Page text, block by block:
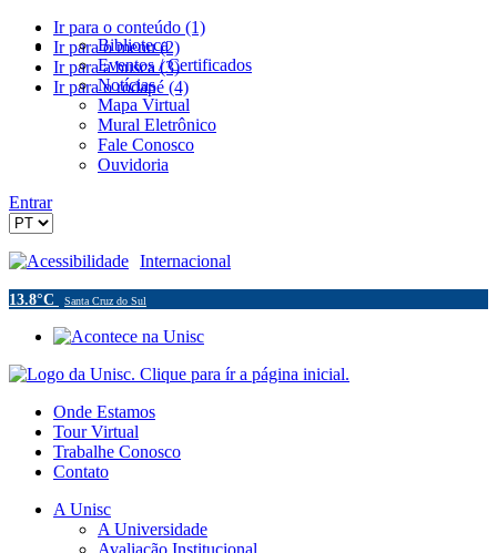
Ir para o conteúdo (1)
Ir para o menu (2)
Ir para a busca (3)
Ir para o rodapé (4)
Biblioteca
Eventos / Certificados
Notícias
Mapa Virtual
Mural Eletrônico
Fale Conosco
Ouvidoria
Entrar
Acessibilidade Internacional
13.8°C Santa Cruz do Sul
Onde Estamos
Tour Virtual
Trabalhe Conosco
Contato
A Unisc
A Universidade
Avaliação Institucional